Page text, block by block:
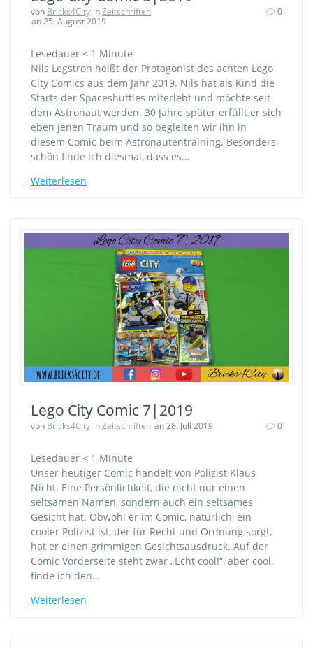
von Bricks4City inZeitschriften
an 25. August 2019
0
Lesedauer < 1 Minute
Nils Legstron heißt der Protagonist des achten Lego
City Comics aus dem Jahr 2019. Nils hat als Kind die
Starts der Spaceshuttles miterlebt und möchte seit
dem Astronaut werden. 30 Jahre später erfüllt er sich
eben jenen Traum und so begleiten wir ihn in
diesem Comic beim Astronautentraining. Besonders
schön finde ich diesmal, dass es…
Weiterlesen
Lego City Comic 7|2019
von Bricks4City inZeitschriften an 28. Juli 2019 0
Lesedauer < 1 Minute
Unser heutiger Comic handelt von Polizist Klaus
Nicht. Eine Persönlichkeit, die nicht nur einen
seltsamen Namen, sondern auch ein seltsames
Gesicht hat. Obwohl er im Comic, natürlich, ein
cooler Polizist ist, der für Recht und Ordnung sorgt,
hat er einen grimmigen Gesichtsausdruck. Auf der
Comic Vorderseite steht zwar „Echt cool!“, aber cool,
finde ich den…
Weiterlesen